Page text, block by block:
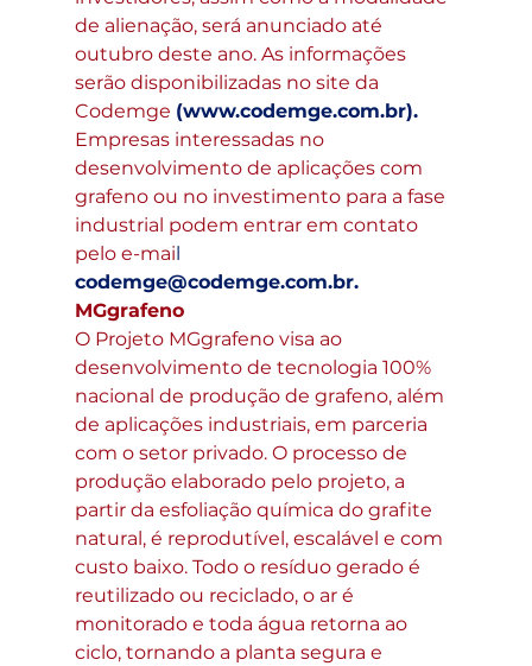
de alienação, será anunciado até
outubro deste ano. As informações
serão disponibilizadas no site da
Codemge (www.codemge.com.br).
Empresas interessadas no
desenvolvimento de aplicações com
grafeno ou no investimento para a fase
industrial podem entrar em contato
pelo e-mail
codemge@codemge.com.br.
MGgrafeno
O Projeto MGgrafeno visa ao
desenvolvimento de tecnologia 100%
nacional de produção de grafeno, além
de aplicações industriais, em parceria
com o setor privado. O processo de
produção elaborado pelo projeto, a
partir da esfoliação química do grafite
natural, é reprodutível, escalável e com
custo baixo. Todo o resíduo gerado é
reutilizado ou reciclado, o ar é
monitorado e toda água retorna ao
ciclo, tornando a planta segura e